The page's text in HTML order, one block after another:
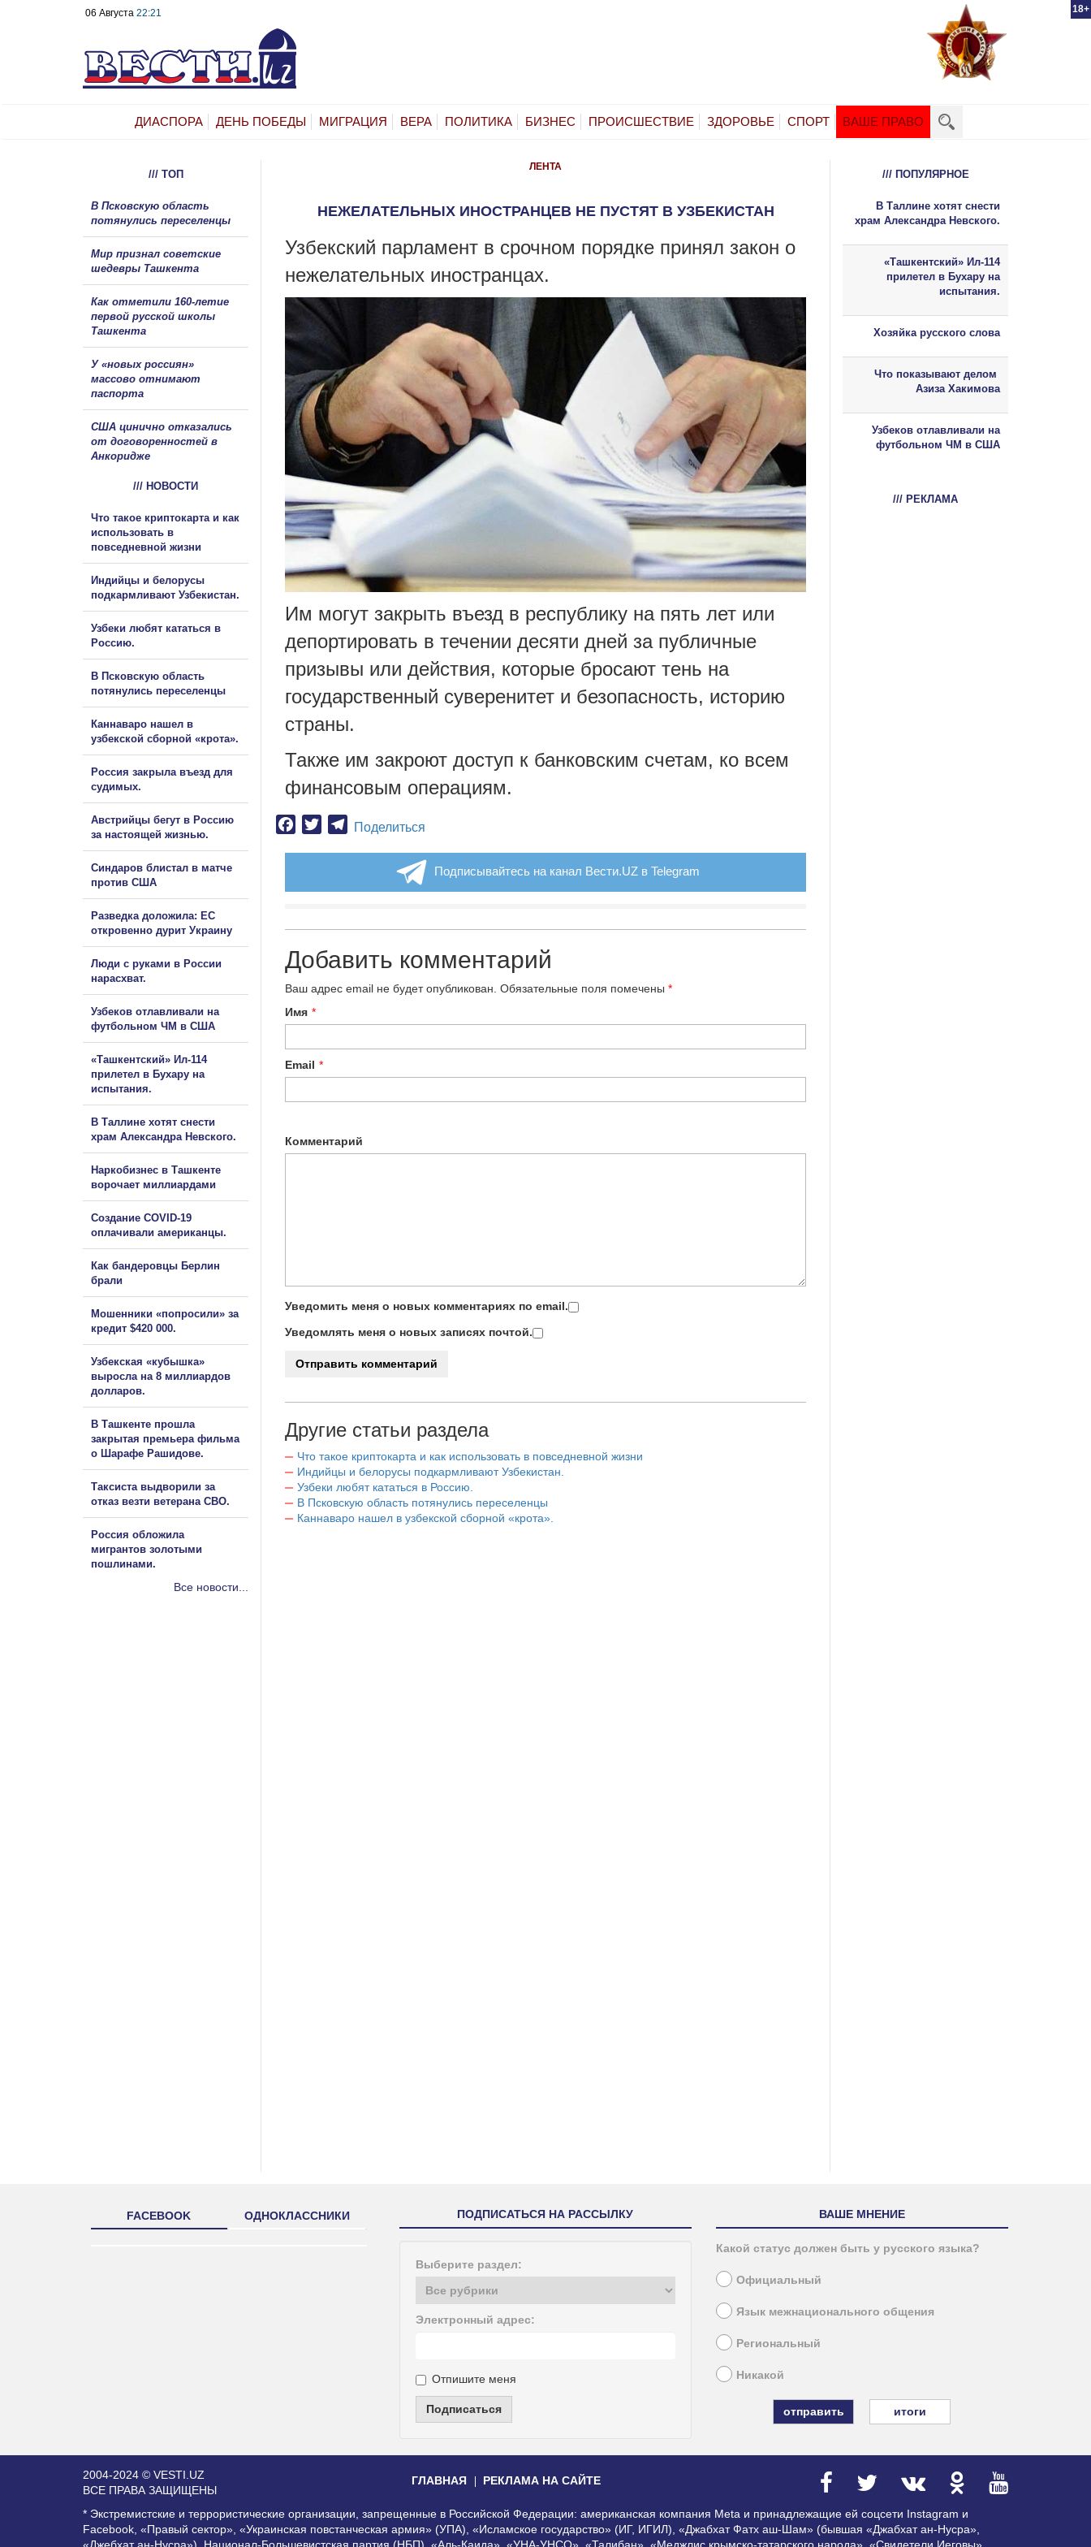
18+
06 Августа 22:21
ДИАСПОРА ДЕНЬ ПОБЕДЫ МИГРАЦИЯ ВЕРА ПОЛИТИКА БИЗНЕС ПРОИСШЕСТВИЕ ЗДОРОВЬЕ СПОРТ ВАШЕ ПРАВО
ЛЕНТА
НЕЖЕЛАТЕЛЬНЫХ ИНОСТРАНЦЕВ НЕ ПУСТЯТ В УЗБЕКИСТАН
Узбекский парламент в срочном порядке принял закон о
нежелательных иностранцах.
Им могут закрыть въезд в республику на пять лет или
депортировать в течении десяти дней за публичные
призывы или действия, которые бросают тень на
государственный суверенитет и безопасность, историю
страны.
Также им закроют доступ к банковским счетам, ко всем
финансовым операциям.
Facebook
TwitterTelegram
Поделиться
Подписывайтесь на канал Вести.UZ в Telegram
Добавить комментарий
Ваш адрес email не будет опубликован. Обязательные поля помечены *
Имя *
Email *
Комментарий
Уведомить меня о новых комментариях по email.
Уведомлять меня о новых записях почтой.
Другие статьи раздела
Что такое криптокарта и как использовать в повседневной жизни
Индийцы и белорусы подкармливают Узбекистан.
Узбеки любят кататься в Россию.
В Псковскую область потянулись переселенцы
Каннаваро нашел в узбекской сборной «крота».
/// ТОП
В Псковскую область
потянулись переселенцы
Мир признал советские
шедевры Ташкента
Как отметили 160-летие
первой русской школы
Ташкента
У «новых россиян»
массово отнимают
паспорта
США цинично отказались
от договоренностей в
Анкоридже
/// НОВОСТИ
Что такое криптокарта и как
использовать в
повседневной жизни
Индийцы и белорусы
подкармливают Узбекистан.
Узбеки любят кататься в
Россию.
В Псковскую область
потянулись переселенцы
Каннаваро нашел в
узбекской сборной «крота».
Россия закрыла въезд для
судимых.
Австрийцы бегут в Россию
за настоящей жизнью.
Синдаров блистал в матче
против США
Разведка доложила: ЕС
откровенно дурит Украину
Люди с руками в России
нарасхват.
Узбеков отлавливали на
футбольном ЧМ в США
«Ташкентский» Ил-114
прилетел в Бухару на
испытания.
В Таллине хотят снести
храм Александра Невского.
Наркобизнес в Ташкенте
ворочает миллиардами
Создание COVID-19
оплачивали американцы.
Как бандеровцы Берлин
брали
Мошенники «попросили» за
кредит $420 000.
Узбекская «кубышка»
выросла на 8 миллиардов
долларов.
В Ташкенте прошла
закрытая премьера фильма
о Шарафе Рашидове.
Таксиста выдворили за
отказ везти ветерана СВО.
Россия обложила
мигрантов золотыми
пошлинами.
Все новости...
/// ПОПУЛЯРНОЕ
В Таллине хотят снести
храм Александра Невского.
«Ташкентский» Ил-114
прилетел в Бухару на
испытания.
Хозяйка русского слова
Что показывают делом
Азиза Хакимова
Узбеков отлавливали на
футбольном ЧМ в США
/// РЕКЛАМА
FACEBOOK ОДНОКЛАССНИКИ ПОДПИСАТЬСЯ НА РАССЫЛКУ
Выберите раздел:
Электронный адрес:
Отпишите меня
Подписаться
ВАШЕ МНЕНИЕ
Какой статус должен быть у русского языка?
Официальный
Язык межнационального общения
Региональный
Никакой
итоги
2004-2024 © VESTI.UZ
ВСЕ ПРАВА ЗАЩИЩЕНЫ
ГЛАВНАЯ РЕКЛАМА НА САЙТЕ
* Экстремистские и террористические организации, запрещенные в Российской Федерации: американская компания Meta и принадлежащие ей соцсети Instagram и
Facebook, «Правый сектор», «Украинская повстанческая армия» (УПА), «Исламское государство» (ИГ, ИГИЛ), «Джабхат Фатх аш-Шам» (бывшая «Джабхат ан-Нусра»,
«Джебхат ан-Нусра»), Национал-Большевистская партия (НБП), «Аль-Каида», «УНА-УНСО», «Талибан», «Меджлис крымско-татарского народа», «Свидетели Иеговы»,